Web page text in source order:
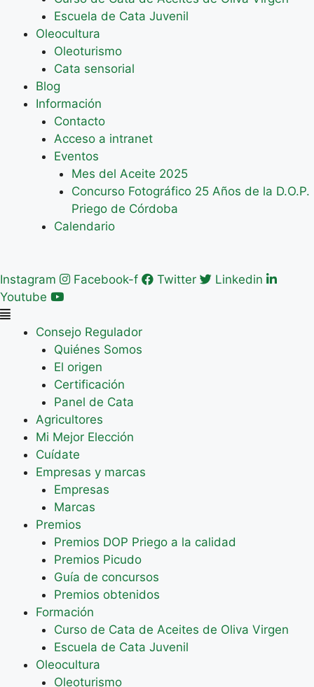
Escuela de Cata Juvenil
Oleocultura
Oleoturismo
Cata sensorial
Blog
Información
Contacto
Acceso a intranet
Eventos
Mes del Aceite 2025
Concurso Fotográfico 25 Años de la D.O.P.
Priego de Córdoba
Calendario
Instagram Facebook-f Twitter
Linkedin
Youtube
Consejo Regulador
Quiénes Somos
El origen
Certificación
Panel de Cata
Agricultores
Mi Mejor Elección
Cuídate
Empresas y marcas
Empresas
Marcas
Premios
Premios DOP Priego a la calidad
Premios Picudo
Guía de concursos
Premios obtenidos
Formación
Curso de Cata de Aceites de Oliva Virgen
Escuela de Cata Juvenil
Oleocultura
Oleoturismo